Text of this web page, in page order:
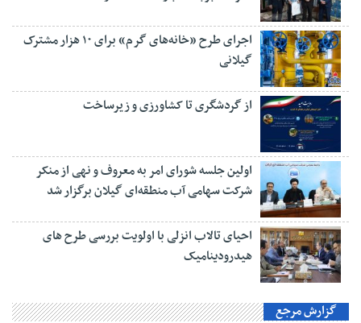
اجرای طرح «خانه‌های گرم» برای ۱۰ هزار مشترک
گیلانی
از گردشگری تا کشاورزی و زیرساخت
اولین جلسه شورای امر به معروف و نهی از منکر
شرکت سهامی آب منطقه‌ای گیلان برگزار شد
احیای تالاب انزلی با اولویت بررسی طرح های
هیدرودینامیک
گزارش مرجع